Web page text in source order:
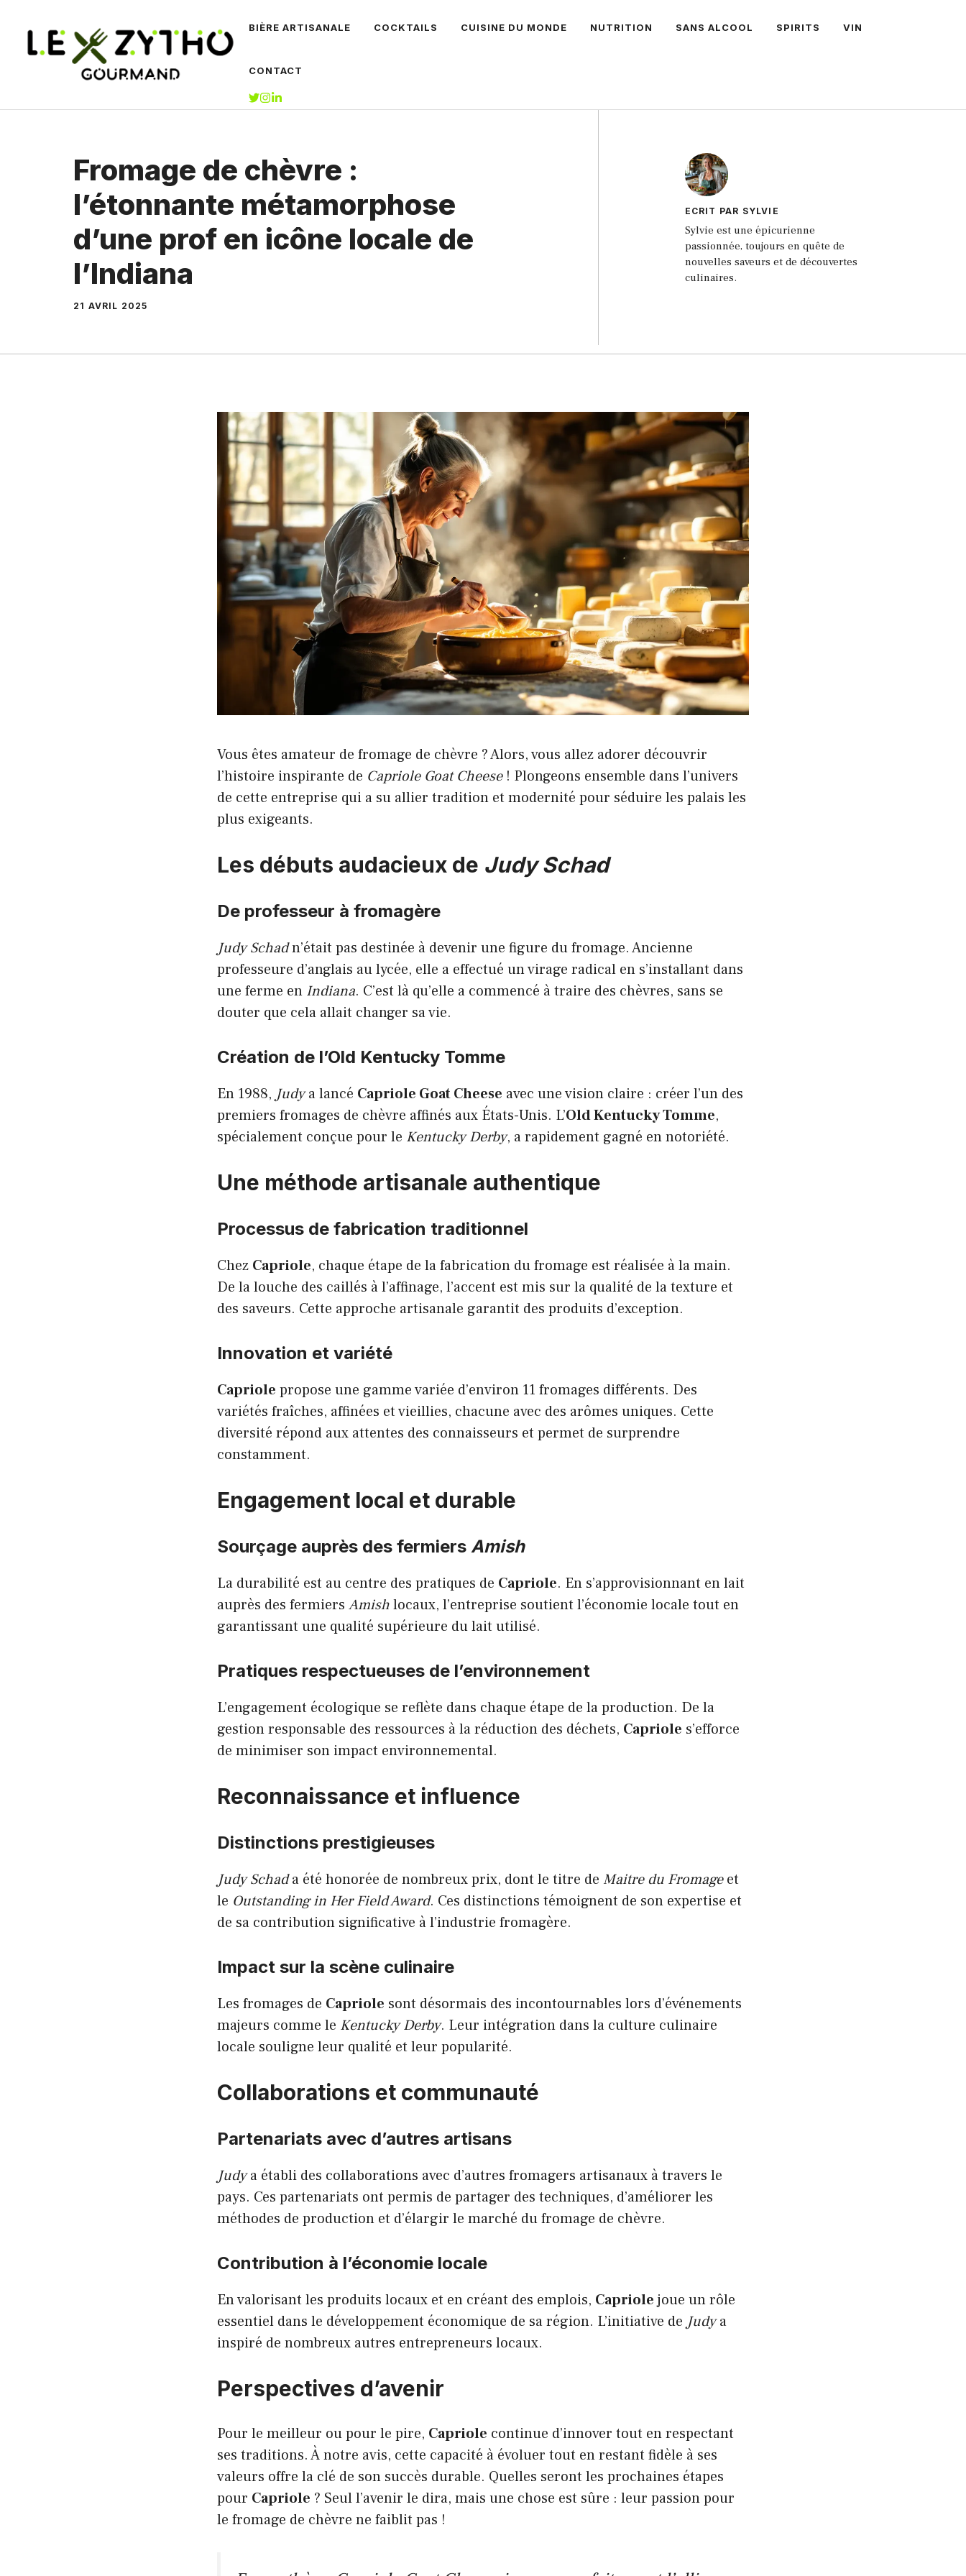
contenu
BIÈRE ARTISANALE COCKTAILS CUISINE DU MONDE NUTRITION SANS ALCOOL SPIRITS VIN
CONTACT
Fromage de chèvre :
l’étonnante métamorphose
d’une prof en icône locale de
l’Indiana
21 AVRIL 2025
ECRIT PAR SYLVIE
Sylvie est une épicurienne
passionnée, toujours en quête de
nouvelles saveurs et de découvertes
culinaires.
Vous êtes amateur de fromage de chèvre ? Alors, vous allez adorer découvrir
l’histoire inspirante de Capriole Goat Cheese! Plongeons ensemble dans l’univers
de cette entreprise qui a su allier tradition et modernité pour séduire les palais les
plus exigeants.
Les débuts audacieux de Judy Schad
De professeur à fromagère
Judy Schadn’était pas destinée à devenir une figure du fromage. Ancienne
professeure d’anglais au lycée, elle a effectué un virage radical en s’installant dans
une ferme en Indiana. C’est là qu’elle a commencé à traire des chèvres, sans se
douter que cela allait changer sa vie.
Création de l’Old Kentucky Tomme
En 1988,Judya lancé Capriole Goat Cheese avec une vision claire : créer l’un des
premiers fromages de chèvre affinés aux États-Unis. L’Old Kentucky Tomme,
spécialement conçue pour le Kentucky Derby, a rapidement gagné en notoriété.
Une méthode artisanale authentique
Processus de fabrication traditionnel
Chez Capriole, chaque étape de la fabrication du fromage est réalisée à la main.
De la louche des caillés à l’affinage, l’accent est mis sur la qualité de la texture et
des saveurs. Cette approche artisanale garantit des produits d’exception.
Innovation et variété
Capriole propose une gamme variée d’environ 11 fromages différents. Des
variétés fraîches, affinées et vieillies, chacune avec des arômes uniques. Cette
diversité répond aux attentes des connaisseurs et permet de surprendre
constamment.
Engagement local et durable
Sourçage auprès des fermiers Amish
La durabilité est au centre des pratiques de Capriole. En s’approvisionnant en lait
auprès des fermiers Amishlocaux, l’entreprise soutient l’économie locale tout en
garantissant une qualité supérieure du lait utilisé.
Pratiques respectueuses de l’environnement
L’engagement écologique se reflète dans chaque étape de la production. De la
gestion responsable des ressources à la réduction des déchets, Capriole s’efforce
de minimiser son impact environnemental.
Reconnaissance et influence
Distinctions prestigieuses
Judy Schada été honorée de nombreux prix, dont le titre de Maitre du Fromageet
le Outstanding in Her Field Award. Ces distinctions témoignent de son expertise et
de sa contribution significative à l’industrie fromagère.
Impact sur la scène culinaire
Les fromages de Capriole sont désormais des incontournables lors d’événements
majeurs comme le Kentucky Derby. Leur intégration dans la culture culinaire
locale souligne leur qualité et leur popularité.
Collaborations et communauté
Partenariats avec d’autres artisans
Judya établi des collaborations avec d’autres fromagers artisanaux à travers le
pays. Ces partenariats ont permis de partager des techniques, d’améliorer les
méthodes de production et d’élargir le marché du fromage de chèvre.
Contribution à l’économie locale
En valorisant les produits locaux et en créant des emplois, Capriolejoue un rôle
essentiel dans le développement économique de sa région. L’initiative deJudya
inspiré de nombreux autres entrepreneurs locaux.
Perspectives d’avenir
Pour le meilleur ou pour le pire, Capriole continue d’innover tout en respectant
ses traditions. À notre avis, cette capacité à évoluer tout en restant fidèle à ses
valeurs offre la clé de son succès durable. Quelles seront les prochaines étapes
pour Capriole ? Seul l’avenir le dira, mais une chose est sûre : leur passion pour
le fromage de chèvre ne faiblit pas !